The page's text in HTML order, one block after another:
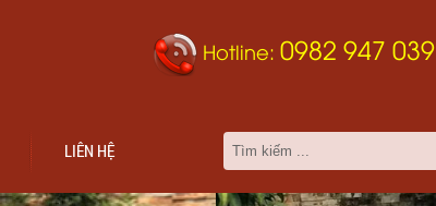
Hotline: 0982 947 039
LIÊN HỆ